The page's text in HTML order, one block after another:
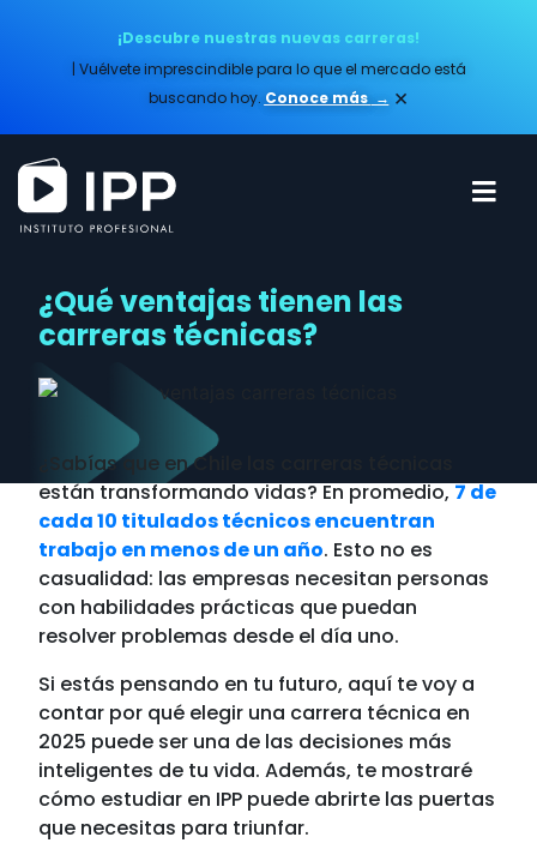
¡Descubre nuestras nuevas carreras!
| Vuélvete imprescindible para lo que el mercado está
buscando hoy. Conoce más​ → ×
¿Qué ventajas tienen las
carreras técnicas?
¿Sabías que en Chile las carreras técnicas
están transformando vidas? En promedio,7 de
cada 10 titulados técnicos encuentran
trabajo en menos de un año. Esto no es
casualidad: las empresas necesitan personas
con habilidades prácticas que puedan
resolver problemas desde el día uno.
Si estás pensando en tu futuro, aquí te voy a
contar por qué elegir una carrera técnica en
2025 puede ser una de las decisiones más
inteligentes de tu vida. Además, te mostraré
cómo estudiar en IPP puede abrirte las puertas
que necesitas para triunfar.